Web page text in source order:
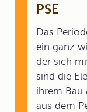
PSE
Das
ein ganz
der sich
sind die
ihrem Bau
aus dem